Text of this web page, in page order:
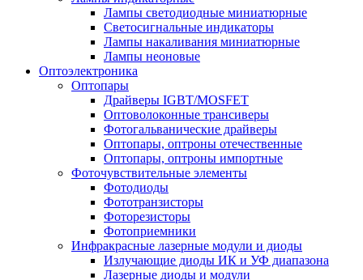
Лампы светодиодные миниатюрные
Светосигнальные индикаторы
Лампы накаливания миниатюрные
Лампы неоновые
Оптоэлектроника
Оптопары
Драйверы IGBT/MOSFET
Оптоволоконные трансиверы
Фотогальванические драйверы
Оптопары, оптроны отечественные
Оптопары, оптроны импортные
Фоточувствительные элементы
Фотодиоды
Фототранзисторы
Фоторезисторы
Фотоприемники
Инфракрасные лазерные модули и диоды
Излучающие диоды ИК и УФ диапазона
Лазерные диоды и модули